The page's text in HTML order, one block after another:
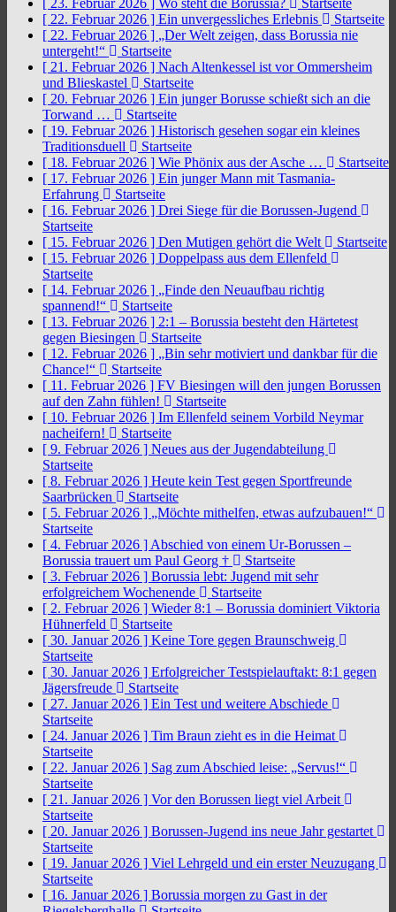
[ 23. Februar 2026 ] Wo steht die Borussia?
Startseite
[ 22. Februar 2026 ] Ein unvergessliches Erlebnis
Startseite
[ 22. Februar 2026 ] „Der Welt zeigen, dass Borussia nie
untergeht!“
Startseite
[ 21. Februar 2026 ] Nach Altenkessel ist vor Ommersheim
und Blieskastel
Startseite
[ 20. Februar 2026 ] Ein junger Borusse schießt sich an die
Torwand …
Startseite
[ 19. Februar 2026 ] Historisch gesehen sogar ein kleines
Traditionsduell
Startseite
[ 18. Februar 2026 ] Wie Phönix aus der Asche …
Startseite
[ 17. Februar 2026 ] Ein junger Mann mit Tasmania-
Erfahrung
Startseite
[ 16. Februar 2026 ] Drei Siege für die Borussen-Jugend
Startseite
[ 15. Februar 2026 ] Den Mutigen gehört die Welt
Startseite
[ 15. Februar 2026 ] Doppelpass aus dem Ellenfeld
Startseite
[ 14. Februar 2026 ] „Finde den Neuaufbau richtig
spannend!“
Startseite
[ 13. Februar 2026 ] 2:1 – Borussia besteht den Härtetest
gegen Biesingen
Startseite
[ 12. Februar 2026 ] „Bin sehr motiviert und dankbar für die
Chance!“
Startseite
[ 11. Februar 2026 ] FV Biesingen will den jungen Borussen
auf den Zahn fühlen!
Startseite
[ 10. Februar 2026 ] Im Ellenfeld seinem Vorbild Neymar
nacheifern!
Startseite
[ 9. Februar 2026 ] Neues aus der Jugendabteilung
Startseite
[ 8. Februar 2026 ] Heute kein Test gegen Sportfreunde
Saarbrücken
Startseite
[ 5. Februar 2026 ] „Möchte mithelfen, etwas aufzubauen!“
Startseite
[ 4. Februar 2026 ] Abschied von einem Ur-Borussen –
Borussia trauert um Paul Georg †
Startseite
[ 3. Februar 2026 ] Borussia lebt: Jugend mit sehr
erfolgreichem Wochenende
Startseite
[ 2. Februar 2026 ] Wieder 8:1 – Borussia dominiert Viktoria
Hühnerfeld
Startseite
[ 30. Januar 2026 ] Keine Tore gegen Braunschweig
Startseite
[ 30. Januar 2026 ] Erfolgreicher Testspielauftakt: 8:1 gegen
Jägersfreude
Startseite
[ 27. Januar 2026 ] Ein Test und weitere Abschiede
Startseite
[ 24. Januar 2026 ] Tim Braun zieht es in die Heimat
Startseite
[ 22. Januar 2026 ] Sag zum Abschied leise: „Servus!“
Startseite
[ 21. Januar 2026 ] Vor den Borussen liegt viel Arbeit
Startseite
[ 20. Januar 2026 ] Borussen-Jugend ins neue Jahr gestartet
Startseite
[ 19. Januar 2026 ] Viel Lehrgeld und ein erster Neuzugang
Startseite
[ 16. Januar 2026 ] Borussia morgen zu Gast in der